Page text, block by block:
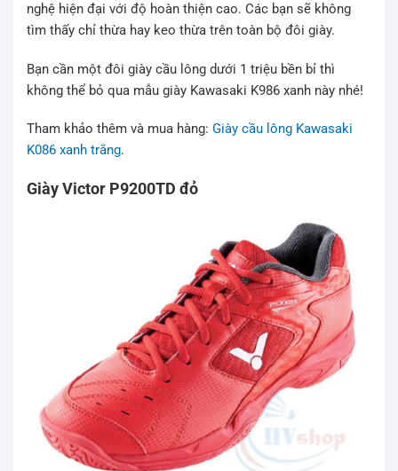
nghệ hiện đại với độ hoàn thiện cao. Các bạn sẽ không
tìm thấy chỉ thừa hay keo thừa trên toàn bộ đôi giày.
Bạn cần một đôi giày cầu lông dưới 1 triệu bền bỉ thì
không thể bỏ qua mẫu giày Kawasaki K986 xanh này nhé!
Tham khảo thêm và mua hàng: Giày cầu lông Kawasaki
K086 xanh trắng.
Giày Victor P9200TD đỏ